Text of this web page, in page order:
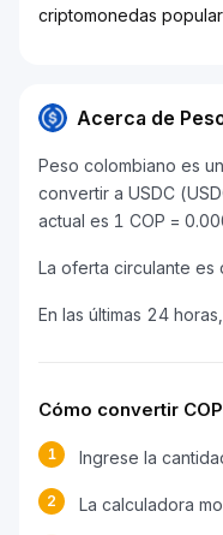
criptomonedas
Acerca de
Peso colombiano es
convertir a USDC
actual es 1 COP =
La oferta circulante es
En las últimas 24
Cómo convertir
1 Ingrese la
2 La calculadora